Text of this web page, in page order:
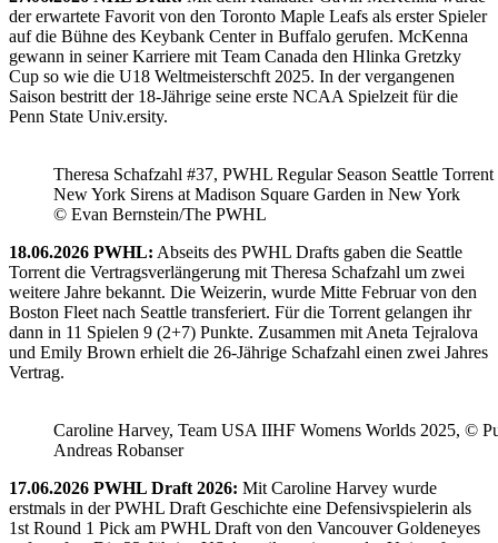
der erwartete Favorit von den Toronto Maple Leafs als erster Spieler
auf die Bühne des Keybank Center in Buffalo gerufen. McKenna
gewann in seiner Karriere mit Team Canada den Hlinka Gretzky
Cup so wie die U18 Weltmeisterschft 2025. In der vergangenen
Saison bestritt der 18-Jährige seine erste NCAA Spielzeit für die
Penn State Univ.ersity.
Theresa Schafzahl #37, PWHL Regular Season Seattle Torrent
New York Sirens at Madison Square Garden in New York
© Evan Bernstein/The PWHL
18.06.2026 PWHL: Abseits des PWHL Drafts gaben die Seattle
Torrent die Vertragsverlängerung mit Theresa Schafzahl um zwei
weitere Jahre bekannt. Die Weizerin, wurde Mitte Februar von den
Boston Fleet nach Seattle transferiert. Für die Torrent gelangen ihr
dann in 11 Spielen 9 (2+7) Punkte. Zusammen mit Aneta Tejralova
und Emily Brown erhielt die 26-Jährige Schafzahl einen zwei Jahres
Vertrag.
Caroline Harvey, Team USA IIHF Womens Worlds 2025, ©
Andreas Robanser
17.06.2026 PWHL Draft 2026: Mit Caroline Harvey wurde
erstmals in der PWHL Draft Geschichte eine Defensivspielerin als
1st Round 1 Pick am PWHL Draft von den Vancouver Goldeneyes